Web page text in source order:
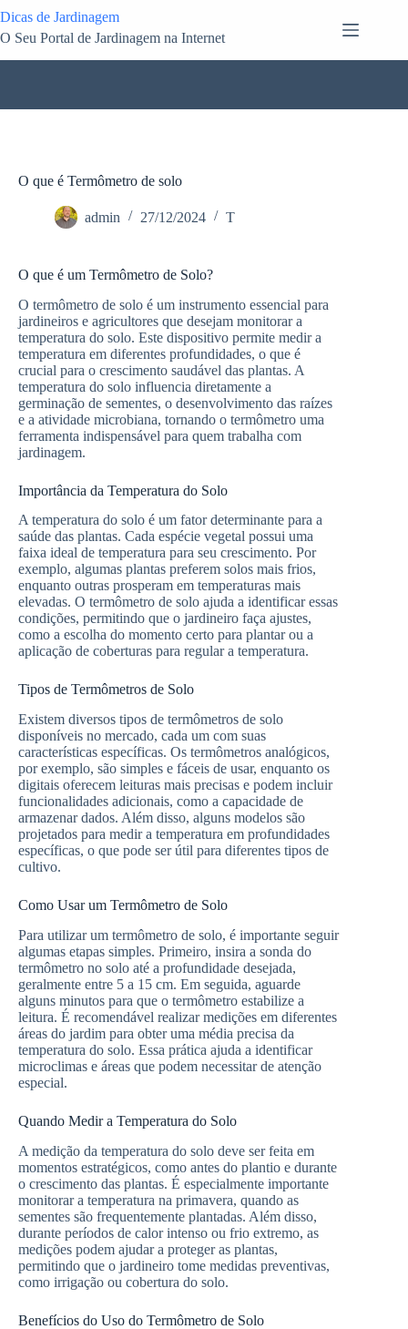
para
o
Dicas de Jardinagem
O Seu Portal de Jardinagem na Internet
O que é Termômetro de solo
admin 27/12/2024 T
O que é um Termômetro de Solo?
O termômetro de solo é um instrumento essencial para
jardineiros e agricultores que desejam monitorar a
temperatura do solo. Este dispositivo permite medir a
temperatura em diferentes profundidades, o que é
crucial para o crescimento saudável das plantas. A
temperatura do solo influencia diretamente a
germinação de sementes, o desenvolvimento das raízes
e a atividade microbiana, tornando o termômetro uma
ferramenta indispensável para quem trabalha com
jardinagem.
Importância da Temperatura do Solo
A temperatura do solo é um fator determinante para a
saúde das plantas. Cada espécie vegetal possui uma
faixa ideal de temperatura para seu crescimento. Por
exemplo, algumas plantas preferem solos mais frios,
enquanto outras prosperam em temperaturas mais
elevadas. O termômetro de solo ajuda a identificar essas
condições, permitindo que o jardineiro faça ajustes,
como a escolha do momento certo para plantar ou a
aplicação de coberturas para regular a temperatura.
Tipos de Termômetros de Solo
Existem diversos tipos de termômetros de solo
disponíveis no mercado, cada um com suas
características específicas. Os termômetros analógicos,
por exemplo, são simples e fáceis de usar, enquanto os
digitais oferecem leituras mais precisas e podem incluir
funcionalidades adicionais, como a capacidade de
armazenar dados. Além disso, alguns modelos são
projetados para medir a temperatura em profundidades
específicas, o que pode ser útil para diferentes tipos de
cultivo.
Como Usar um Termômetro de Solo
Para utilizar um termômetro de solo, é importante seguir
algumas etapas simples. Primeiro, insira a sonda do
termômetro no solo até a profundidade desejada,
geralmente entre 5 a 15 cm. Em seguida, aguarde
alguns minutos para que o termômetro estabilize a
leitura. É recomendável realizar medições em diferentes
áreas do jardim para obter uma média precisa da
temperatura do solo. Essa prática ajuda a identificar
microclimas e áreas que podem necessitar de atenção
especial.
Quando Medir a Temperatura do Solo
A medição da temperatura do solo deve ser feita em
momentos estratégicos, como antes do plantio e durante
o crescimento das plantas. É especialmente importante
monitorar a temperatura na primavera, quando as
sementes são frequentemente plantadas. Além disso,
durante períodos de calor intenso ou frio extremo, as
medições podem ajudar a proteger as plantas,
permitindo que o jardineiro tome medidas preventivas,
como irrigação ou cobertura do solo.
Benefícios do Uso do Termômetro de Solo